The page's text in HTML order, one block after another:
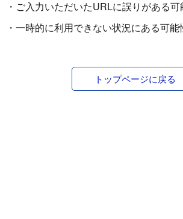
・ご入力いただいたURLに誤りがある可
・一時的に利用できない状況にある可能
トップページに戻る